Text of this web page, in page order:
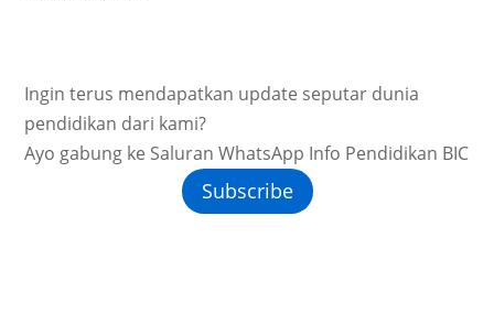
Ingin terus mendapatkan update seputar dunia
pendidikan dari kami?
Ayo gabung ke Saluran WhatsApp Info Pendidikan BIC
Subscribe